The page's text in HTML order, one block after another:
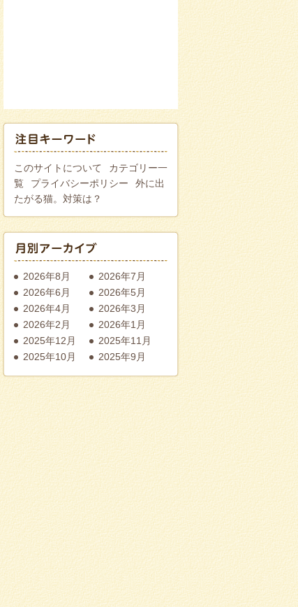
このサイトについて
カテゴリー一
覧
プライバシーポリシー
外に出
たがる猫。対策は？
2026年8月
2026年7月
2026年6月
2026年5月
2026年4月
2026年3月
2026年2月
2026年1月
2025年12月
2025年11月
2025年10月
2025年9月